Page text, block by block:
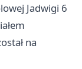
Jadwigi 6
na